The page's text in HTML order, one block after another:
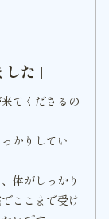
た」
てくださるの
かりしてい
体がしっかり
ここまで受け